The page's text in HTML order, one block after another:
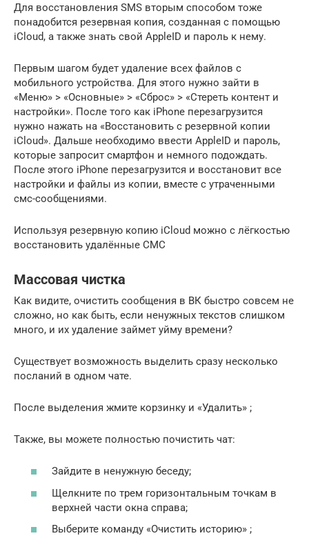
Для восстановления SMS вторым способом тоже
понадобится резервная копия, созданная с помощью
iCloud, а также знать свой AppleID и пароль к нему.
Первым шагом будет удаление всех файлов с
мобильного устройства. Для этого нужно зайти в
«Меню» > «Основные» > «Сброс» > «Стереть контент и
настройки». После того как iPhone перезагрузится
нужно нажать на «Восстановить с резервной копии
iCloud». Дальше необходимо ввести AppleID и пароль,
которые запросит смартфон и немного подождать.
После этого iPhone перезагрузится и восстановит все
настройки и файлы из копии, вместе с утраченными
смс-сообщениями.
Используя резервную копию iCloud можно с лёгкостью
восстановить удалённые СМС
Массовая чистка
Как видите, очистить сообщения в ВК быстро совсем не
сложно, но как быть, если ненужных текстов слишком
много, и их удаление займет уйму времени?
Существует возможность выделить сразу несколько
посланий в одном чате.
После выделения жмите корзинку и «Удалить» ;
Также, вы можете полностью почистить чат:
Зайдите в ненужную беседу;
Щелкните по трем горизонтальным точкам в
верхней части окна справа;
Выберите команду «Очистить историю» ;